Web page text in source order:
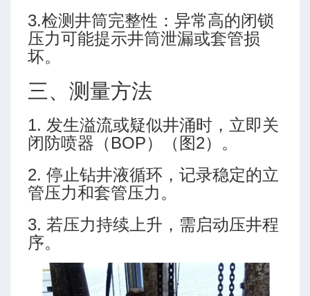
简单模式-三段式
简单模式-多靶三段式
单模式-五段式
(Martin Klempa)
3.检测井筒完整性：异常高的闭锁
压力可能提示井筒泄漏或套管损
坏。
三、测量方法
1. 发生溢流或疑似井涌时，立即关
闭防喷器（BOP）（图2）。
2. 停止钻井液循环，记录稳定的立
管压力和套管压力。
3. 若压力持续上升，需启动压井程
序。